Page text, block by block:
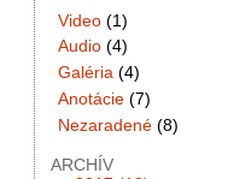
Video(1)
Audio(4)
Galéria (4)
Anotácie(7)
Nezaradené(8)
ARCHÍV